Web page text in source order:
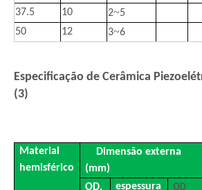
37.5
10 2~5
50
12 3~6
Especificação de Cerâmica
(3)
Material
hemisférico
Dimensão externa
(mm)
OD.
espessura
OD